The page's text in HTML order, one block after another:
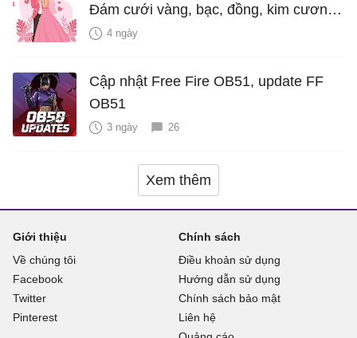
Đám cưới vàng, bạc, đồng, kim cương
là bao nhiêu năm?
4 ngày
Cập nhật Free Fire OB51, update FF
OB51
3 ngày 26
Xem thêm
Giới thiệu
Về chúng tôi
Facebook
Twitter
Pinterest
Chính sách
Điều khoản sử dụng
Hướng dẫn sử dụng
Chính sách bảo mật
Liên hệ